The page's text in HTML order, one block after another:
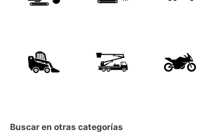
Buscar en otras categorías